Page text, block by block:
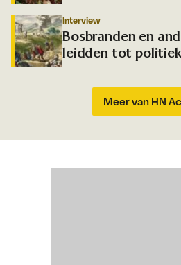
Interview
Bosbranden en
leidden tot
Meer van HN